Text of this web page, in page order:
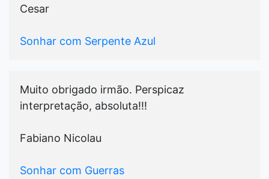
Cesar
Sonhar com Serpente Azul
Muito obrigado irmão. Perspicaz
interpretação, absoluta!!!
Fabiano Nicolau
Sonhar com Guerras